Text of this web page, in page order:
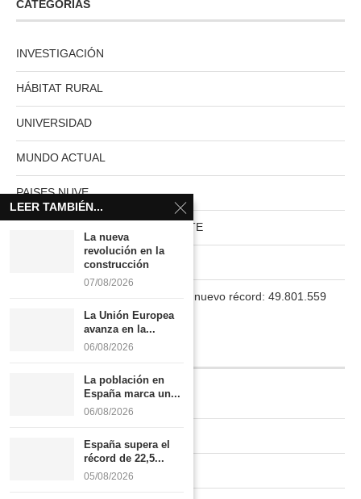
CATEGORÍAS
INVESTIGACIÓN
HÁBITAT RURAL
UNIVERSIDAD
MUNDO ACTUAL
PAISES NUVE
HABITAT RURAL AUTOSUFICIENTE
La población en España marca un nuevo récord: 49.801.559
INFORMACIÓN
Quiénes somos
LEER TAMBIÉN...
La nueva
revolución en la
construcción
07/08/2026
La Unión Europea
avanza en la...
06/08/2026
La población en
España marca un...
06/08/2026
España supera el
récord de 22,5...
05/08/2026